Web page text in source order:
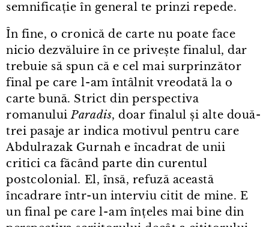
semnificație în general te prinzi repede.
În fine, o cronică de carte nu poate face
nicio dezvăluire în ce privește finalul, dar
trebuie să spun că e cel mai surprinzător
final pe care l⁠-⁠am întâlnit vreodată la o
carte bună. Strict din perspectiva
romanuluiParadis, doar finalul și alte două-
trei pasaje ar indica motivul pentru care
Abdulrazak Gurnah e încadrat de unii
critici ca făcând parte din curentul
postcolonial. El, însă, refuză această
încadrare într⁠-⁠un interviu citit de mine. E
un final pe care l⁠-⁠am înțeles mai bine din